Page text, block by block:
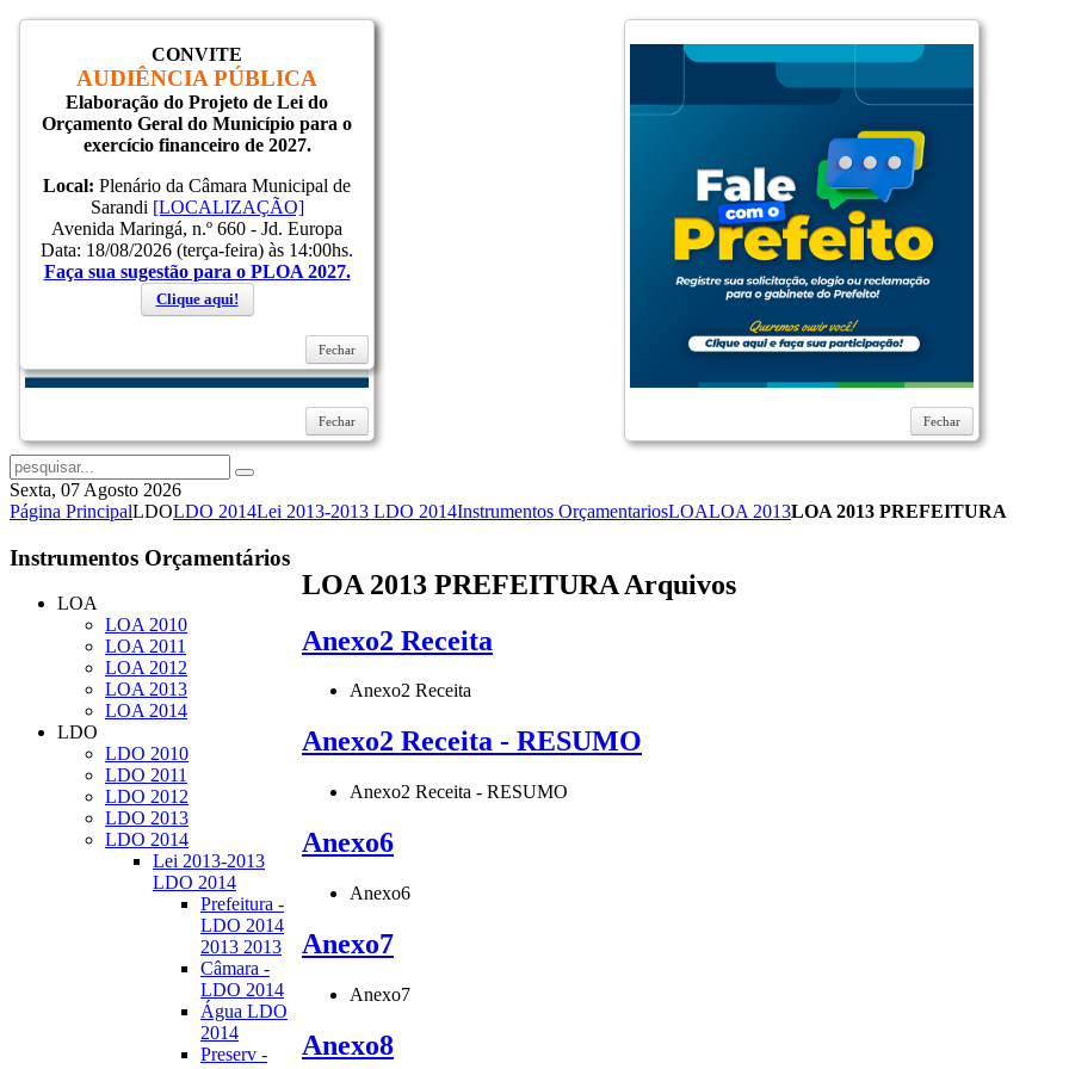
Inicial
Notícias
Serviços
Secretarias
Cidade
Ouvidoria
WebMail
...
Ajuda
Login
Entrar
Sexta, 07 Agosto 2026
Página PrincipalLDOLDO 2014Lei 2013-2013 LDO 2014Instrumentos OrçamentariosLOALOA 2013LOA 2013 PREFEITURA
LOA 2013 PREFEITURA Arquivos
Anexo2 Receita
Anexo2 Receita
Anexo2 Receita - RESUMO
Anexo2 Receita - RESUMO
Anexo6
Anexo6
Anexo7
Anexo7
Anexo8
Instrumentos Orçamentários
LOA
LOA 2010
LOA 2011
LOA 2012
LOA 2013
LOA 2014
LDO
LDO 2010
LDO 2011
LDO 2012
LDO 2013
LDO 2014
Lei 2013-2013
LDO 2014
Prefeitura -
LDO 2014
2013 2013
Câmara -
LDO 2014
Água LDO
2014
Preserv -
Fechar
CONVITE
AUDIÊNCIA PÚBLICA
Elaboração do Projeto de Lei do
Orçamento Geral do Município para o
exercício financeiro de 2027.
Local: Plenário da Câmara Municipal de
Sarandi [LOCALIZAÇÃO]
Avenida Maringá, n.º 660 - Jd. Europa
Data: 18/08/2026 (terça-feira) às 14:00hs.
Faça sua sugestão para o PLOA 2027.
Clique aqui!
Fechar
Fechar